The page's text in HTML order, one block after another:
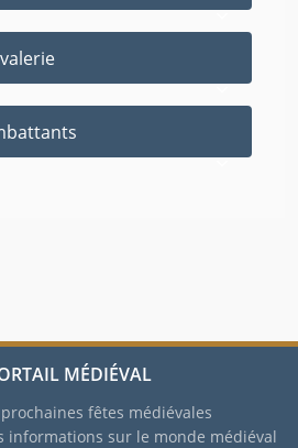
MÉDIÉVAL
fêtes médiévales
informations sur le monde médiéval